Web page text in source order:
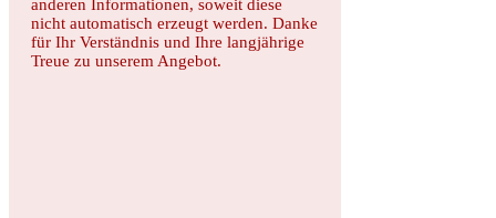
anderen Informationen, soweit diese
nicht automatisch erzeugt werden. Danke
für Ihr Verständnis und Ihre langjährige
Treue zu unserem Angebot.